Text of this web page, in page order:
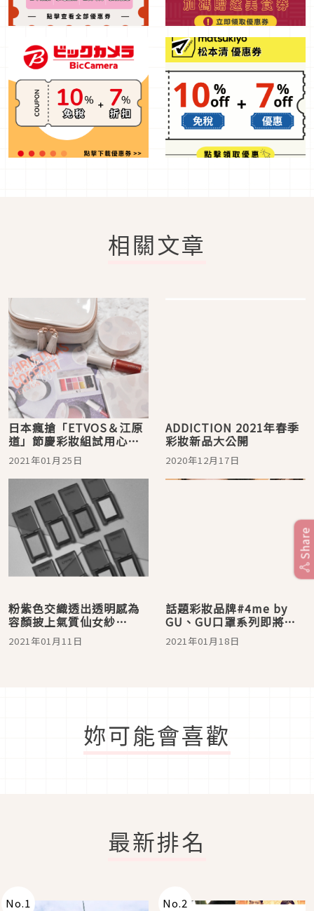
相關文章
日本瘋搶「ETVOS＆江原
道」節慶彩妝組試用心得
想美美過節必看！
2021年01月25日
ADDICTION 2021年春季
彩妝新品大公開
2020年12月17日
粉紫色交織透出透明感為
容顏披上氣質仙女紗
Celvoke 2021春夏彩妝給
你初戀般的小女人氛圍
2021年01月11日
話題彩妝品牌#4me by
GU、GU口罩系列即將強
勢登台 感謝台灣消費者支
持蒐集顧客心聲推出進化
2021年01月18日
妳可能會喜歡
最新排名
No.1 No.2
Share